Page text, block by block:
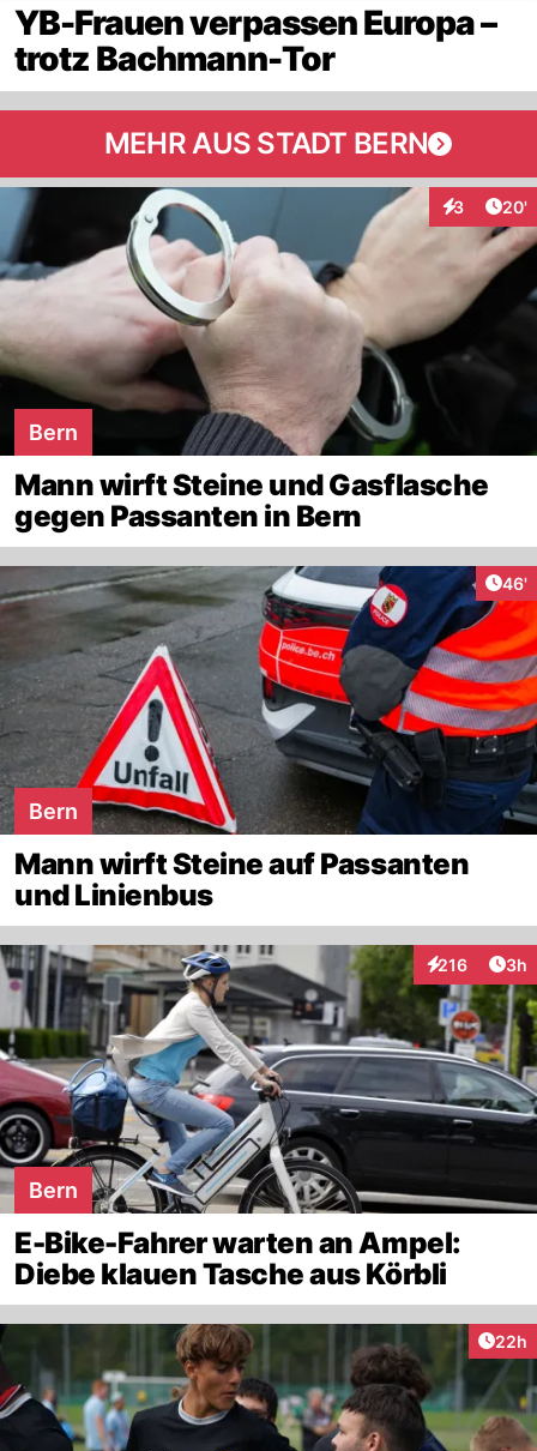
YB-Frauen verpassen Europa –
trotz Bachmann-Tor
MEHR AUS STADT BERN
3 20'
Bern
Mann wirft Steine und Gasflasche
gegen Passanten in Bern
46'
Bern
Mann wirft Steine auf Passanten
und Linienbus
216
Interaktionen
3h
Bern
E-Bike-Fahrer warten an Ampel:
Diebe klauen Tasche aus Körbli
22h